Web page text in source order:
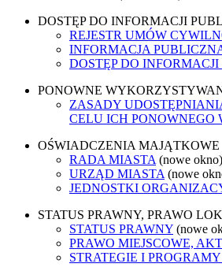
DOSTĘP DO INFORMACJI
REJESTR UMÓW
INFORMACJA
DOSTĘP DO
PONOWNE
ZASADY
CELU ICH
OŚWIADCZENIA MAJĄTKOWE
RADA MIASTA (nowe okno)
URZĄD MIASTA (nowe
JEDNOSTKI
STATUS PRAWNY, PRAWO
STATUS PRAWNY (nowe
PRAWO MIEJSCOWE,
STRATEGIE I